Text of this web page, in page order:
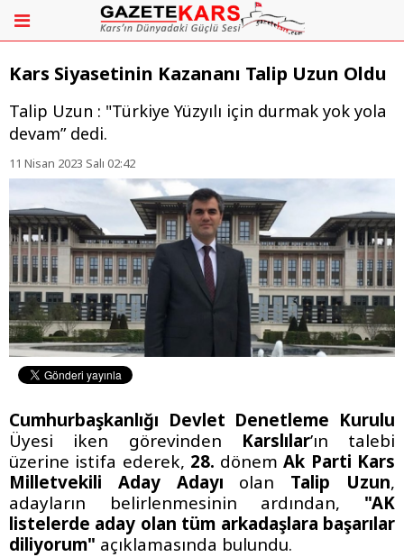
Kars Siyasetinin Kazananı Talip Uzun Oldu
Talip Uzun : "Türkiye Yüzyılı için durmak yok yola
devam” dedi.
11 Nisan 2023 Salı 02:42
Cumhurbaşkanlığı Devlet Denetleme Kurulu
Üyesi iken görevinden Karslılar’ın talebi
üzerine istifa ederek, 28. dönemAk Parti Kars
Milletvekili Aday Adayı olan Talip Uzun,
adayların belirlenmesinin ardından, "AK
listelerde aday olan tüm arkadaşlara başarılar
diliyorum" açıklamasında bulundu.